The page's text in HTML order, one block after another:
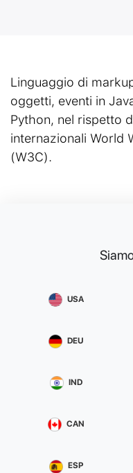
Linguaggio di
oggetti, eventi in
Python, nel rispetto
internazionali World
(W3C).
USA
DEU
IND
CAN
ESP